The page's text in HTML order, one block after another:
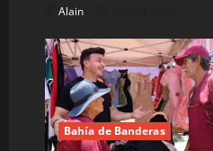
t
r
a
Alain
Bahía de Banderas